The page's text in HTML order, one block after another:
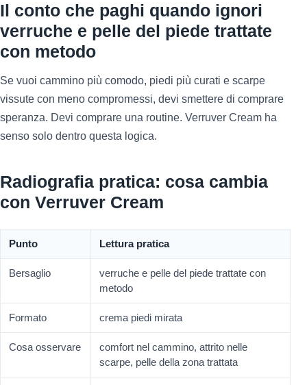
Il conto che paghi quando ignori
verruche e pelle del piede trattate
con metodo
Se vuoi cammino più comodo, piedi più curati e scarpe
vissute con meno compromessi, devi smettere di comprare
speranza. Devi comprare una routine. Verruver Cream ha
senso solo dentro questa logica.
Radiografia pratica: cosa cambia
con Verruver Cream
Punto Lettura pratica
Bersaglio
verruche e pelle del piede trattate con
metodo
Formato crema piedi mirata
Cosa osservare
comfort nel cammino, attrito nelle
scarpe, pelle della zona trattata